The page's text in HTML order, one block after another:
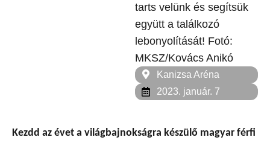
tarts velünk és segítsük
együtt a találkozó
lebonyolítását! Fotó:
MKSZ/Kovács Anikó
Kanizsa Aréna
2023. január. 7
Kezdd az évet a világbajnokságra készülő magyar férfi